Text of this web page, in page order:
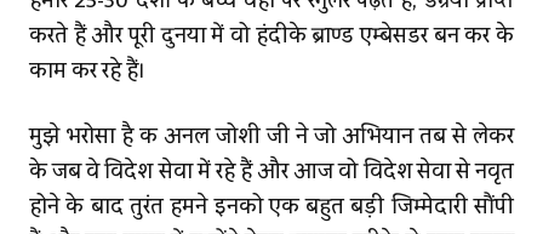
करते हैं और पूरी दुनिया में वो हिंदीके ब्राण्ड एम्बेसडर बन कर के
काम कर रहे हैं।
मुझे भरोसा है कि अनिल जोशी जी ने जो अभियान तब से लेकर
के जब वे विदेश सेवा में रहे हैं और आज वो विदेश सेवा से निवृत
होने के बाद तुरंत हमने इनको एक बहुत बड़ी जिम्मेदारी सौंपी